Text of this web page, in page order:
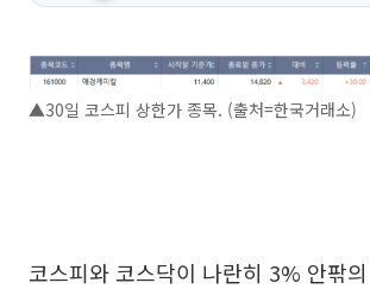
▲30일 코스피 상한가 종목. (출처=한국거래소)
코스피와 코스닥이 나란히 3% 안팎